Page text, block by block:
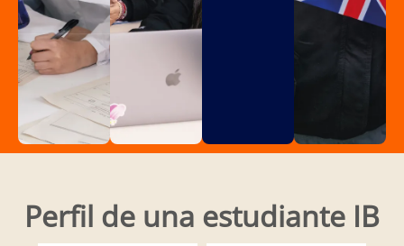
Perfil de una estudiante IB